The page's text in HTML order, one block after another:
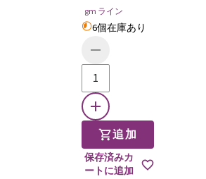
gm ライン
6個在庫あり
追加
保存済みカ
ートに追加